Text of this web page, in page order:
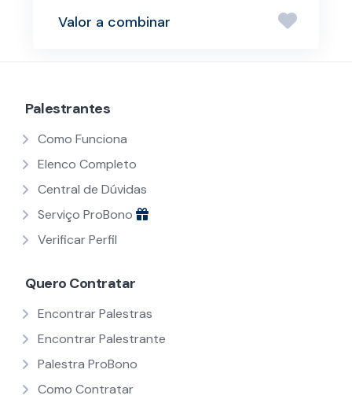
Valor a combinar
Palestrantes
Como Funciona
Elenco Completo
Central de Dúvidas
Serviço ProBono
Verificar Perfil
Quero Contratar
Encontrar Palestras
Encontrar Palestrante
Palestra ProBono
Como Contratar